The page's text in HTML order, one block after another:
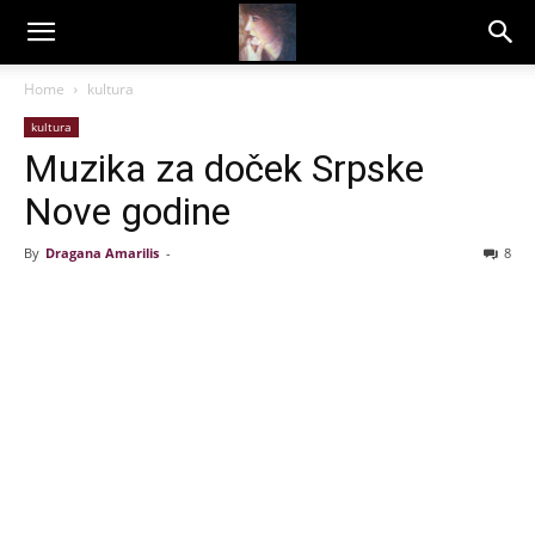
Dragana
Amarilis
Home kultura
kultura
Muzika za doček Srpske
Nove godine
By Dragana Amarilis - 8